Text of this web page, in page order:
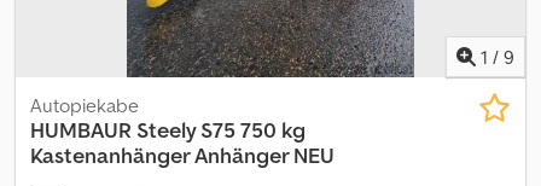
1 / 9
Autopiekabe
HUMBAUR Steely S75 750 kg
Kastenanhänger Anhänger NEU